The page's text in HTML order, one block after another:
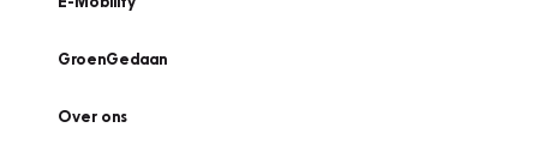
GroenGedaan
Over ons